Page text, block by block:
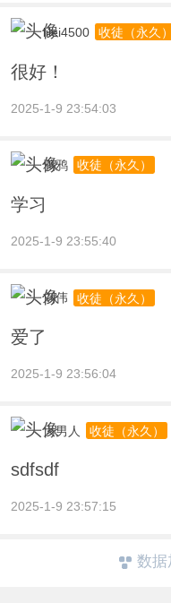
lilei4500 收徒（永久）
很好！
2025-1-9 23:54:03
鸦鸦 收徒（永久）
学习
2025-1-9 23:55:40
刘伟 收徒（永久）
爱了
2025-1-9 23:56:04
大男人 收徒（永久）
sdfsdf
2025-1-9 23:57:15
数据